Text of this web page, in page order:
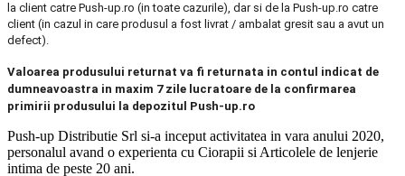
la client catre Push-up.ro (in toate cazurile), dar si de la Push-up.ro catre
client (in cazul in care produsul a fost livrat / ambalat gresit sau a avut un
defect).
Valoarea produsului returnat va fi returnata in contul indicat de
dumneavoastra in maxim 7 zile lucratoare de la confirmarea
primirii produsului la depozitul Push-up.ro
Push-up Distributie Srl si-a inceput activitatea in vara anului 2020,
personalul avand o experienta cu Ciorapii si Articolele de lenjerie
intima de peste 20 ani.